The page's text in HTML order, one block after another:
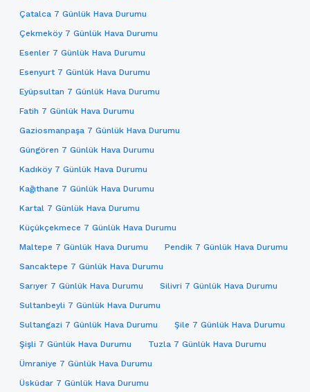
Çatalca 7 Günlük Hava Durumu
Çekmeköy 7 Günlük Hava Durumu
Esenler 7 Günlük Hava Durumu
Esenyurt 7 Günlük Hava Durumu
Eyüpsultan 7 Günlük Hava Durumu
Fatih 7 Günlük Hava Durumu
Gaziosmanpaşa 7 Günlük Hava Durumu
Güngören 7 Günlük Hava Durumu
Kadıköy 7 Günlük Hava Durumu
Kağıthane 7 Günlük Hava Durumu
Kartal 7 Günlük Hava Durumu
Küçükçekmece 7 Günlük Hava Durumu
Maltepe 7 Günlük Hava Durumu
Pendik 7 Günlük Hava Durumu
Sancaktepe 7 Günlük Hava Durumu
Sarıyer 7 Günlük Hava Durumu
Silivri 7 Günlük Hava Durumu
Sultanbeyli 7 Günlük Hava Durumu
Sultangazi 7 Günlük Hava Durumu
Şile 7 Günlük Hava Durumu
Şişli 7 Günlük Hava Durumu
Tuzla 7 Günlük Hava Durumu
Ümraniye 7 Günlük Hava Durumu
Üsküdar 7 Günlük Hava Durumu